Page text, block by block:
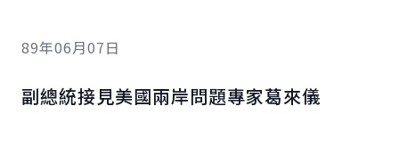
89年06月07日
副總統接見美國兩岸問題專家葛來儀